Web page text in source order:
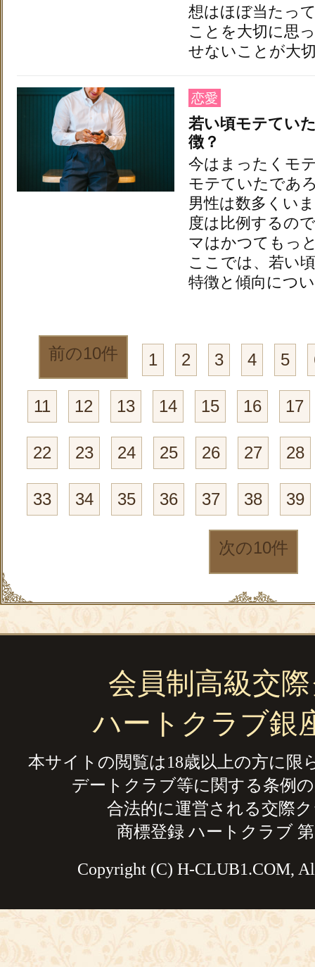
想はほぼ当たっ
ことを大切に思
せないことが大
若い頃モテてい
徴？
今はまったくモ
モテていたであ
男性は数多くい
度は比例するの
マはかつてもっ
ここでは、若い
特徴と傾向につ
恋愛
前の10件 1 2 3 4 5
11 12 13 14 15 16 17
22 23 24 25 26 27 28
33 34 35 36 37 38 39
次の10件
会員制高級交
ハートクラブ銀
本サイトの閲覧は18歳以上の方に限
デートクラブ等に関する条例
合法的に運営される交際
商標登録 ハートクラブ 第
Copyright (C) H-CLUB1.COM,